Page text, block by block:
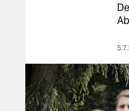
berlin
nord